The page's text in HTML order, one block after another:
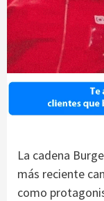
La cadena
más reciente
como